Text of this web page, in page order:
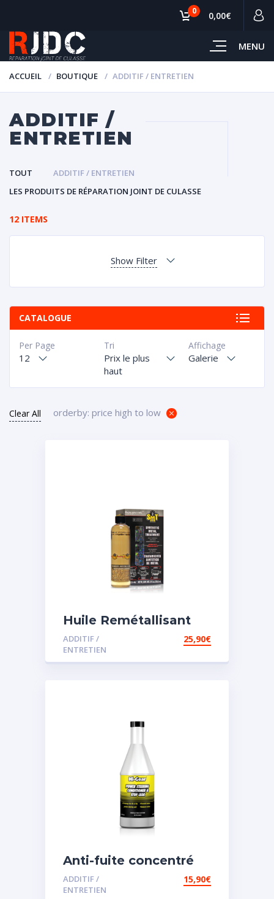
MENU
0 0,00€
ACCUEIL BOUTIQUE ADDITIF / ENTRETIEN
ADDITIF /
ENTRETIEN
TOUT
ADDITIF / ENTRETIEN
LES PRODUITS DE RÉPARATION JOINT DE CULASSE
12 ITEMS
Show Filter
CATALOGUE
Affichage
Galerie
Tri
Prix le plus
haut
Per Page
12
Clear All orderby: price high to low
Huile Remétallisant
Moteur SMT2
ADDITIF /
ENTRETIEN
25,90€
Anti-fuite concentré
pour direction
assistée
ADDITIF /
ENTRETIEN
15,90€